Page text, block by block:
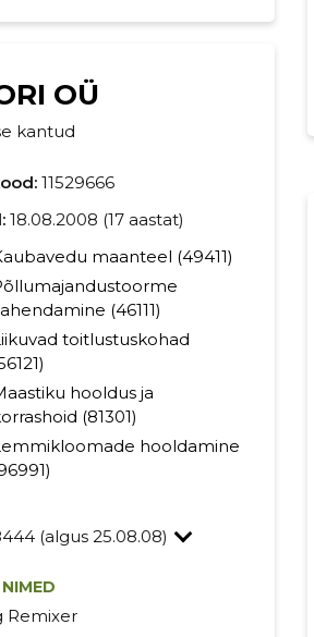
OÜ
kantud
11529666
18.08.2008 (17 aastat)
maanteel (49411)
(46111)
toitlustuskohad
hooldus ja
(81301)
hooldamine
(algus 25.08.08)
Remixer